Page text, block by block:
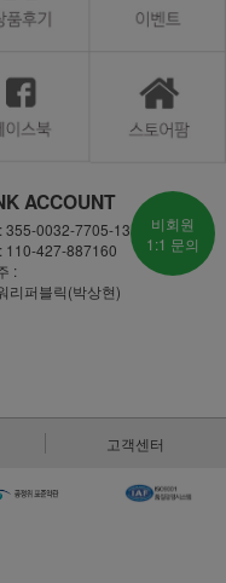
ACCOUNT
355-0032-7705-13
110-427-887160
:
리퍼블릭(박상현)
비회원
1:1 문의
고객센터